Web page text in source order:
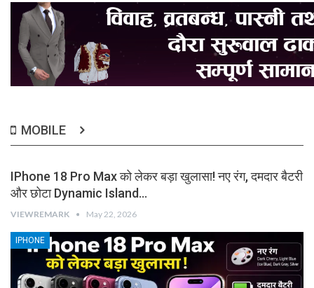
MOBILE
IPhone 18 Pro Max को लेकर बड़ा खुलासा! नए रंग, दमदार बैटरी
और छोटा Dynamic Island…
VIEWREMARK May 22, 2026
IPHONE